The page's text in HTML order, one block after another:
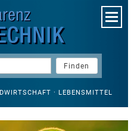
· LEBENSMITTEL